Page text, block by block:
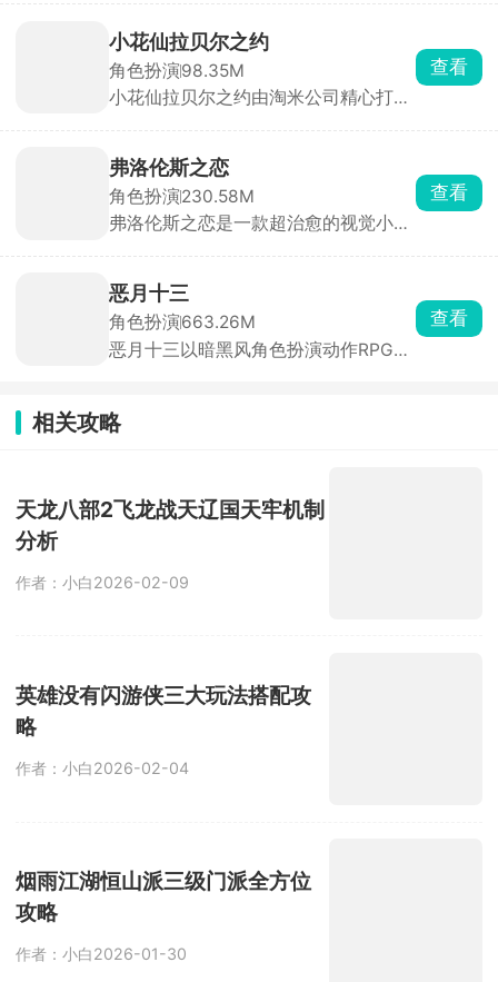
的商业巨头。从最基础的钱庄、包子铺
开始，逐步解锁医馆、客栈、当铺、书
局、香店、镖局等几十种店铺，最终称
霸商界。
小花仙拉贝尔之约
角色扮演98.35M
小花仙拉贝尔之约由淘米公司精心打
式二次元的唯美画风，营造出出色质
感，带你沉浸闲适世界。它完美移植小
花仙内容玩法，以花仙世界为背景，融
合种植、剧情、换装等丰富元素。
查看
弗洛伦斯之恋
角色扮演230.58M
弗洛伦斯之恋是一款超治愈的视觉小说
本是平淡无奇的日常生活，因为那个会
拉大提琴的男孩的出现，世界仿佛多了
不少色彩，相识、相恋最后相爱，但是
浪漫的爱情很短暂，两条平行线有了交
中穿插了不少玩法，有拼图、有解谜，
根据当下剧情和环境做出你的判断。
查看
恶月十三
角色扮演663.26M
恶月十三以暗黑风角色扮演动作RPG为
4打造，背景设定在特拉温黑暗玄幻世
界，玩家需阻止神蛇恶魔复活。战斗系
出、闪避、走位缺一不可，也可后期装
备碾压。
查看
相关攻略
天龙八部2飞龙战天辽国天牢机制
分析
作者：小白2026-02-09
英雄没有闪游侠三大玩法搭配攻
略
作者：小白2026-02-04
烟雨江湖恒山派三级门派全方位
攻略
作者：小白2026-01-30